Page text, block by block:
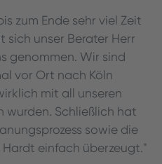
zum Ende sehr viel Zeit
unser Berater Herr
genommen. Wir sind
vor Ort nach Köln
mit all unseren
wurden. Schließlich hat
sowie die
einfach überzeugt."